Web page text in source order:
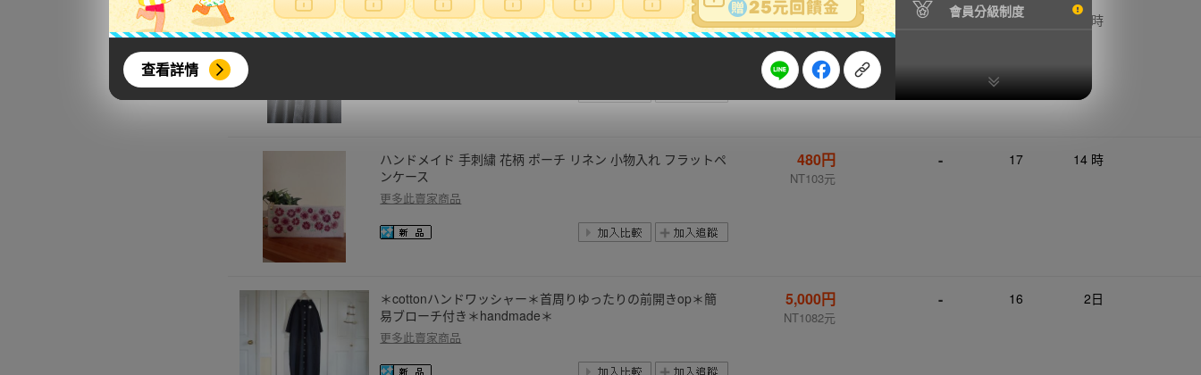
查看詳情
會員分級制度
ハンドメイド♪cottonリップル♪黒色地♪刺し子風柄２種パッチ
♪襟付きOP♪
5,750円
NT1244元
17 14 時
ハンドメイド 手刺繍 花柄 ポーチ リネン 小物入れ フラットペ
ンケース
更多此賣家商品
480円
NT103元
- 17 14 時
＊cottonハンドワッシャー＊首周りゆったりの前開きop＊簡
易ブローチ付き＊handmade＊
更多此賣家商品
5,000円
NT1082元
- 16 2日